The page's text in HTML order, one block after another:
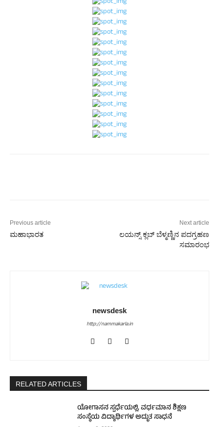
Previous article
ಮಹಾಭಾರತ
Next article
ಲಯನ್ಸ್ ಕ್ಲಬ್ ಬೆಳ್ಮಣ್ಣಿನ ಪದಗ್ರಹಣ
ಸಮಾರಂಭ
newsdesk
http://nammakarla.in
RELATED ARTICLES
ಯೋಗಾಸನ ಸ್ಪರ್ಧೆಯಲ್ಲಿ, ವರ್ಧಮಾನ ಶಿಕ್ಷಣ
ಸಂಸ್ಥೆಯ ವಿದ್ಯಾರ್ಥಿಗಳ ಅದ್ಭುತ ಸಾಧನೆ